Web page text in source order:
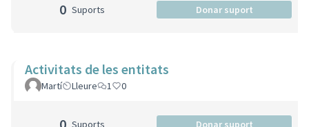
0 Suports Donar suport
Activitats de les entitats
Martí Lleure 1 0
Suports Donar suport